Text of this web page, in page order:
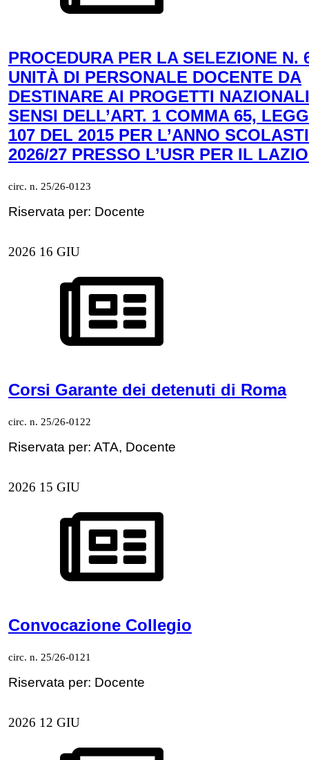
PROCEDURA PER LA SELEZIONE N.
UNITÀ DI PERSONALE DOCENTE DA
DESTINARE AI PROGETTI
SENSI DELL’ART. 1 COMMA 65,
107 DEL 2015 PER L’ANNO
2026/27 PRESSO L’USR PER IL
circ. n. 25/26-0123
Riservata per: Docente
2026 16 GIU
Corsi Garante dei detenuti di Roma
circ. n. 25/26-0122
Riservata per: ATA, Docente
2026 15 GIU
Convocazione Collegio
circ. n. 25/26-0121
Riservata per: Docente
2026 12 GIU